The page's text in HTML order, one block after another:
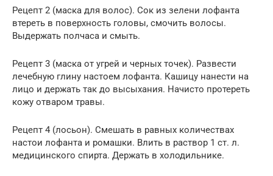
Рецепт 2 (маска для волос). Сок из зелени лофанта
втереть в поверхность головы, смочить волосы.
Выдержать полчаса и смыть.
Рецепт 3 (маска от угрей и черных точек). Развести
лечебную глину настоем лофанта. Кашицу нанести на
лицо и держать так до высыхания. Начисто протереть
кожу отваром травы.
Рецепт 4 (лосьон). Смешать в равных количествах
настои лофанта и ромашки. Влить в раствор 1 ст. л.
медицинского спирта. Держать в холодильнике.